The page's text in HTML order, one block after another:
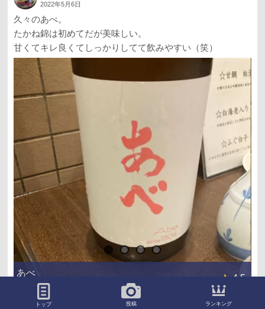
2022年5月6日
久々のあべ。
たかね錦は初めてだが美味しい。
甘くてキレ良くてしっかりしてて飲みやすい（笑）
あべ
新潟 / 阿部酒造
4.5
いいね ！ ブックマーク コメント
トップ 投稿 ランキング